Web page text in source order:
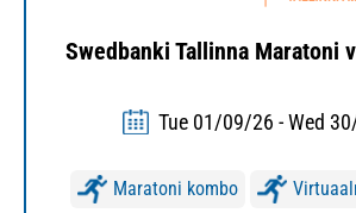
Swedbanki Tallinna Maratoni
Tue 01/09/26 - Wed
Maratoni kombo